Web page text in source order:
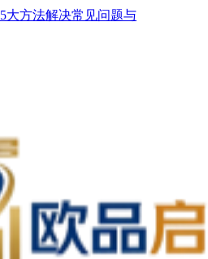
大方法解决常见问题与